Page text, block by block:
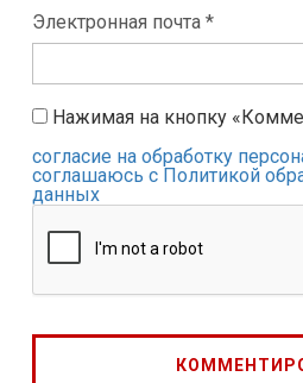
Электронная почта *
Нажимая на кнопку
согласие на обработку
соглашаюсь с Политикой
данных